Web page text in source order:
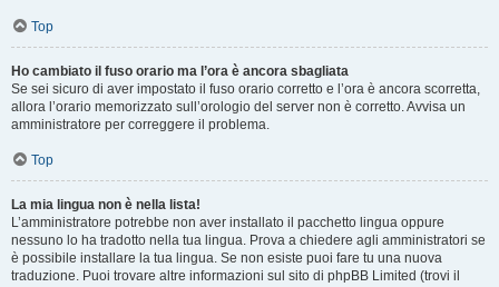
Top
Ho cambiato il fuso orario ma l’ora è ancora sbagliata
Se sei sicuro di aver impostato il fuso orario corretto e l’ora è ancora scorretta,
allora l’orario memorizzato sull’orologio del server non è corretto. Avvisa un
amministratore per correggere il problema.
Top
La mia lingua non è nella lista!
L’amministratore potrebbe non aver installato il pacchetto lingua oppure
nessuno lo ha tradotto nella tua lingua. Prova a chiedere agli amministratori se
è possibile installare la tua lingua. Se non esiste puoi fare tu una nuova
traduzione. Puoi trovare altre informazioni sul sito di phpBB Limited (trovi il